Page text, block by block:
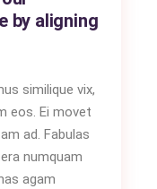
by aligning
similique vix,
eos. Ei movet
ad. Fabulas
numquam
agam